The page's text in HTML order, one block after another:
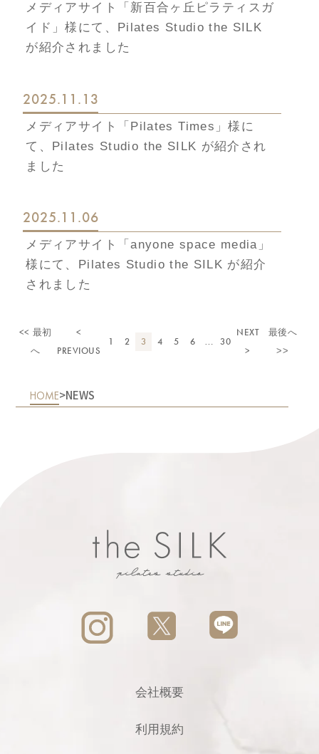
メディアサイト「新百合ヶ丘ピラティスガ
イド」様にて、Pilates Studio the SILK
が紹介されました
2025.11.13
メディアサイト「Pilates Times」様に
て、Pilates Studio the SILK が紹介され
ました
2025.11.06
メディアサイト「anyone space media」
様にて、Pilates Studio the SILK が紹介
されました
<< 最初
へ
<
PREVIOUS
1 2 3 4 5 6 … 30
NEXT
>
最後へ
>>
HOME>NEWS
会社概要
利用規約